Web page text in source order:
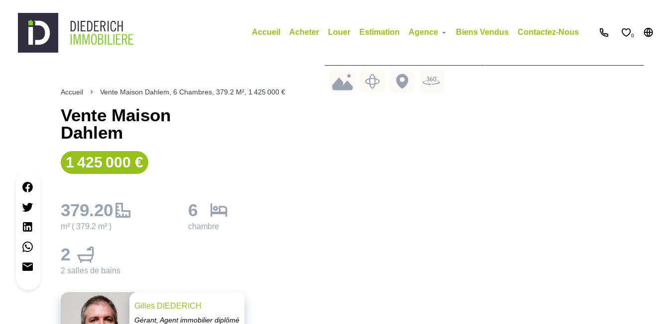
Accueil Acheter Louer Estimation Agence Biens Vendus Contactez-Nous 0
Accueil Vente Maison Dahlem, 6 Chambres, 379.2 M², 1 425 000 €
Vente Maison
Dahlem
1 425 000 €
379.20
m² ( 379.2 m² )
6
chambre
2
2 salles de bains
Gilles DIEDERICH
Gérant, Agent immobilier diplômé